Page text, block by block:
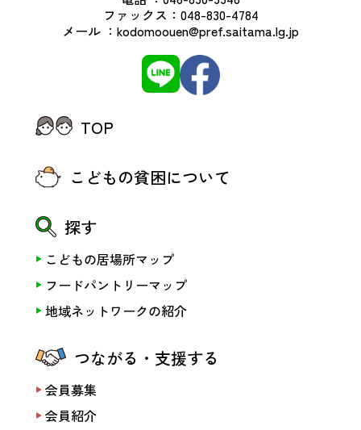
ファックス： 048-830-4784
メール ： kodomoouen@pref.saitama.lg.jp
TOP
こどもの貧困について
探す
こどもの居場所マップ
フードパントリーマップ
地域ネットワークの紹介
つながる・支援する
会員募集
会員紹介